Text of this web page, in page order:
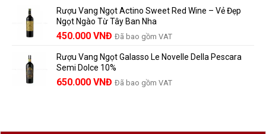
là:
1.529.000 VNĐ.
tại
là:
1.390.000 VNĐ.
Rượu Vang Ngọt Actino Sweet Red Wine – Vẻ Đẹp
Ngọt Ngào Từ Tây Ban Nha
450.000 VNĐ Đã bao gồm VAT
Rượu Vang Ngọt Galasso Le Novelle Della Pescara
Semi Dolce 10%
650.000 VNĐ Đã bao gồm VAT